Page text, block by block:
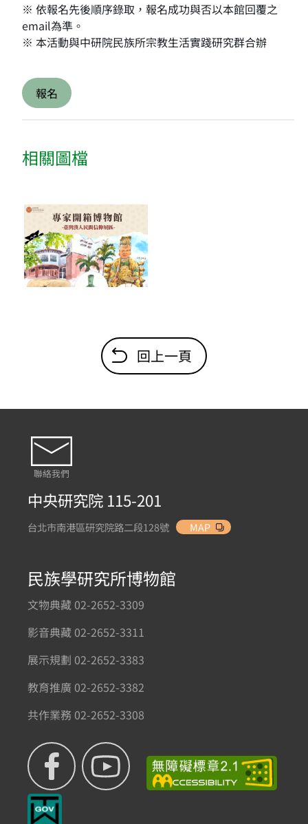
※ 依報名先後順序錄取，報名成功與否以本館回覆之
email為準。
※ 本活動與中研院民族所宗教生活實踐研究群合辦
報名
相關圖檔
回上一頁
聯絡我們
中央研究院 115-201
台北市南港區研究院路二段128號 MAP
民族學研究所博物館
文物典藏 02-2652-3309
影音典藏 02-2652-3311
展示規劃 02-2652-3383
教育推廣 02-2652-3382
共作業務 02-2652-3308